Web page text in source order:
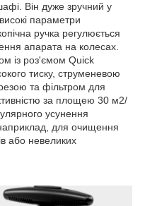
Він дуже зручний у
параметри
ручка регулюється
апарата на колесах.
із роз'ємом Quick
тиску, струменевою
та фільтром для
за площею 30 м2/
усунення
для очищення
або невеликих